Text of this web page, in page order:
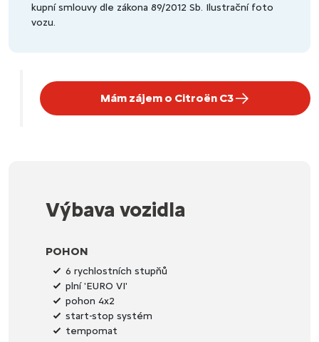
Výbava vozidla
POHON
6 rychlostních stupňů
plní 'EURO VI'
pohon 4x2
start-stop systém
tempomat
kupní smlouvy dle zákona 89/2012 Sb. Ilustrační foto
vozu.
Mám zájem o Citroën C3